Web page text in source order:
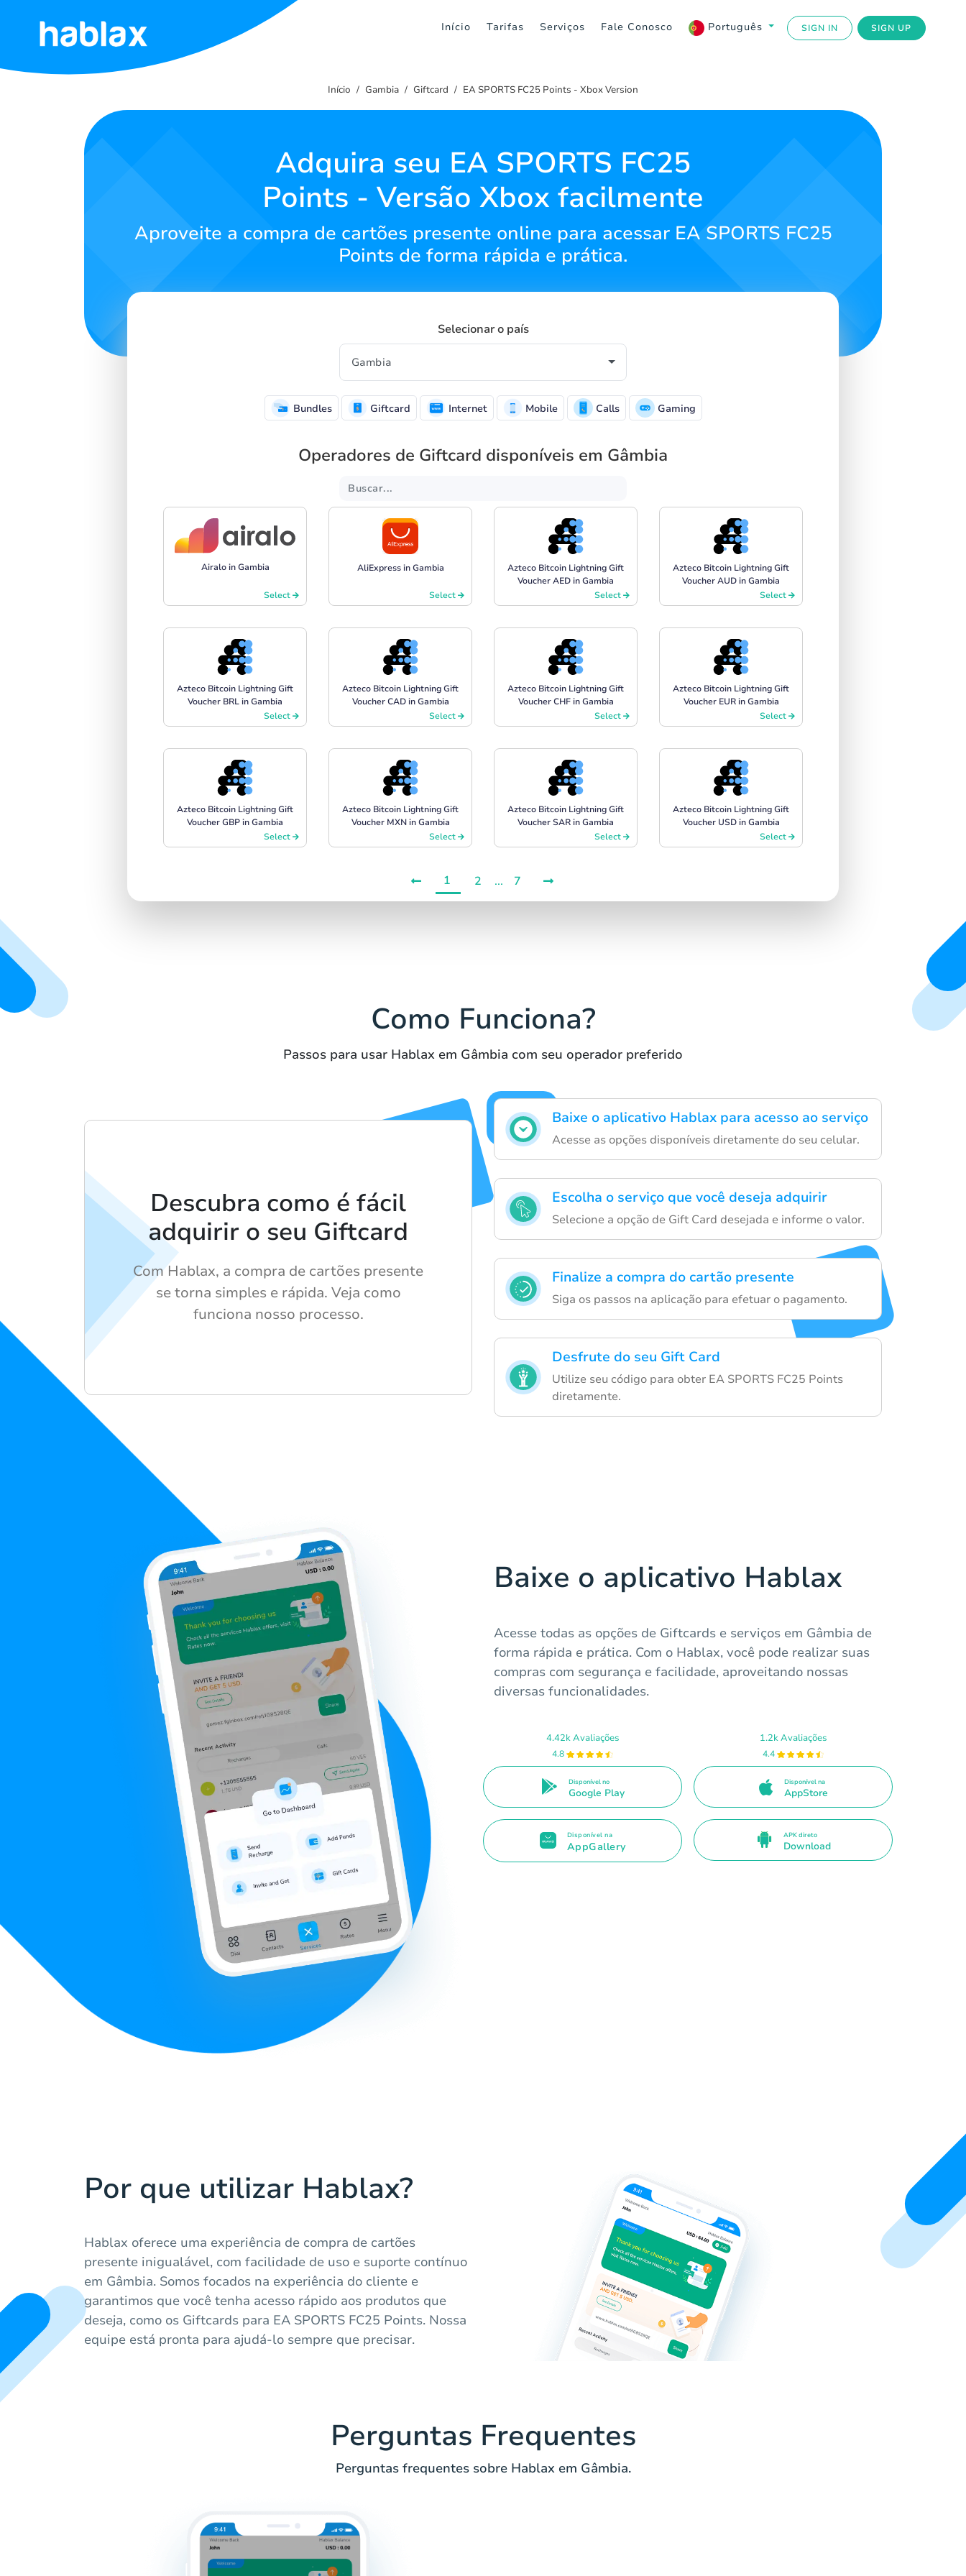
Início Tarifas Serviços Fale Conosco Português SIGN IN SIGN UP
Início
SIGN UP
Início Gambia Giftcard EA SPORTS FC25 Points - Xbox Version
Adquira seu EA SPORTS FC25
Points - Versão Xbox facilmente
Aproveite a compra de cartões presente online para acessar EA SPORTS FC25
Points de forma rápida e prática.
Selecionar o país
Bundles Giftcard Internet Mobile Calls Gaming
Operadores de Giftcard disponíveis em Gâmbia
Airalo in Gambia
Select
AliExpress in Gambia
Select
Azteco Bitcoin Lightning Gift
Voucher AED in Gambia
Select
Azteco Bitcoin Lightning Gift
Voucher AUD in Gambia
Select
Azteco Bitcoin Lightning Gift
Voucher BRL in Gambia
Select
Azteco Bitcoin Lightning Gift
Voucher CAD in Gambia
Select
Azteco Bitcoin Lightning Gift
Voucher CHF in Gambia
Select
Azteco Bitcoin Lightning Gift
Voucher EUR in Gambia
Select
Azteco Bitcoin Lightning Gift
Voucher GBP in Gambia
Select
Azteco Bitcoin Lightning Gift
Voucher MXN in Gambia
Select
Azteco Bitcoin Lightning Gift
Voucher SAR in Gambia
Select
Azteco Bitcoin Lightning Gift
Voucher USD in Gambia
Select
1 2 ... 7
Como Funciona?
Passos para usar Hablax em Gâmbia com seu operador preferido
Baixe o aplicativo Hablax para acesso ao serviço
Acesse as opções disponíveis diretamente do seu celular.
Escolha o serviço que você deseja adquirir
Selecione a opção de Gift Card desejada e informe o valor.
Finalize a compra do cartão presente
Siga os passos na aplicação para efetuar o pagamento.
Desfrute do seu Gift Card
Utilize seu código para obter EA SPORTS FC25 Points
diretamente.
Descubra como é fácil
adquirir o seu Giftcard
Com Hablax, a compra de cartões presente
se torna simples e rápida. Veja como
funciona nosso processo.
Baixe o aplicativo Hablax
Acesse todas as opções de Giftcards e serviços em Gâmbia de
forma rápida e prática. Com o Hablax, você pode realizar suas
compras com segurança e facilidade, aproveitando nossas
diversas funcionalidades.
4.42k Avaliações
4.8
Disponível no
Google Play
1.2k Avaliações
4.4
Disponível na
AppStore
Disponível na
AppGallery
APK direto
Download
Por que utilizar Hablax?
Hablax oferece uma experiência de compra de cartões
presente inigualável, com facilidade de uso e suporte contínuo
em Gâmbia. Somos focados na experiência do cliente e
garantimos que você tenha acesso rápido aos produtos que
deseja, como os Giftcards para EA SPORTS FC25 Points. Nossa
equipe está pronta para ajudá-lo sempre que precisar.
Perguntas Frequentes
Perguntas frequentes sobre Hablax em Gâmbia.